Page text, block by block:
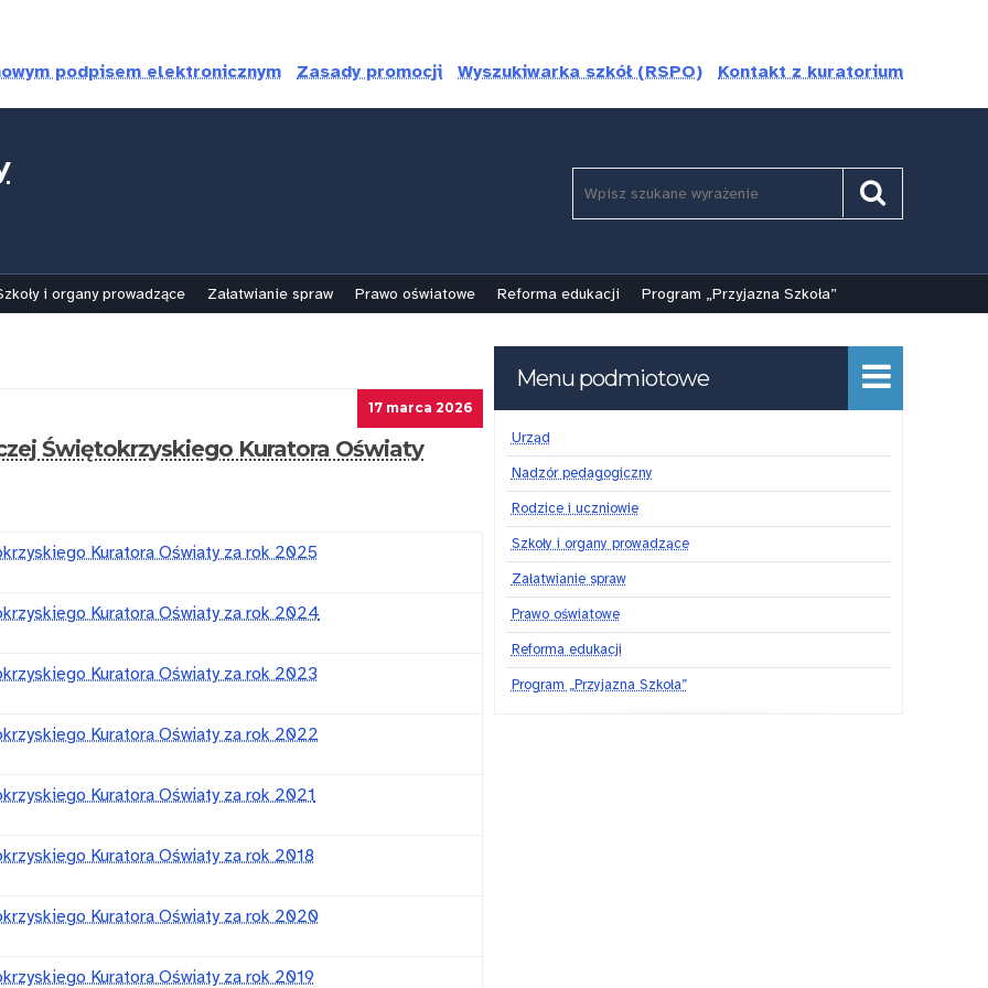
podpisem elektronicznym Zasady promocji Wyszukiwarka szkół (RSPO) Kontakt z kuratorium
wymagane.
3
znaki.
Szukaj
i organy prowadzące Załatwianie spraw Prawo oświatowe Reforma edukacji Program „Przyjazna Szkoła”
17 marca 2026
Świętokrzyskiego Kuratora Oświaty
Kuratora Oświaty za rok 2025
Kuratora Oświaty za rok 2024
Kuratora Oświaty za rok 2023
Kuratora Oświaty za rok 2022
Kuratora Oświaty za rok 2021
Kuratora Oświaty za rok 2018
Kuratora Oświaty za rok 2020
Kuratora Oświaty za rok 2019
Menu podmiotowe
Urząd
Nadzór pedagogiczny
Rodzice i uczniowie
Szkoły i organy prowadzące
Załatwianie spraw
Prawo oświatowe
Reforma edukacji
Program „Przyjazna Szkoła”